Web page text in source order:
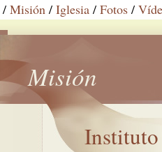
/ Misión / Iglesia / Fotos /
Misión